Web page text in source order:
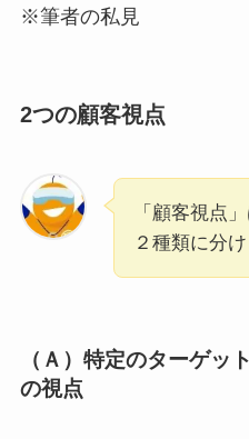
※筆者の私見
2つの顧客視点
「顧客視点
２種類に分け
（Ａ）特定のターゲッ
の視点